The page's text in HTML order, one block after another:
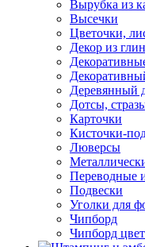
Вырубка из
Высечки
Цветочки,
Декор из
Деревянный
Дотсы,
Карточки
Кисточки-
Люверсы
Переводные
Подвески
Уголки для
Чипборд
Чипборд